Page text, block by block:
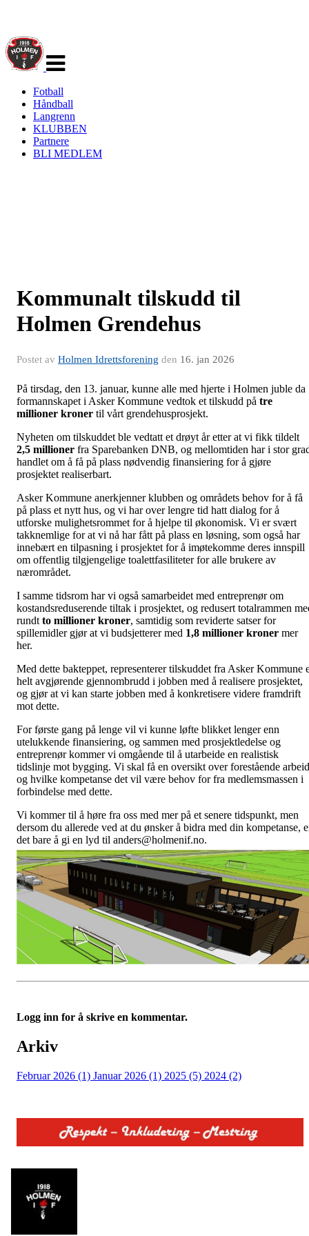
navigasjon
Fotball
Håndball
Langrenn
KLUBBEN
Partnere
BLI MEDLEM
Kommunalt tilskudd til
Holmen Grendehus
Postet av Holmen Idrettsforening den 16. jan 2026
På tirsdag, den 13. januar, kunne alle med hjerte i Holmen juble da
formannskapet i Asker Kommune vedtok et tilskudd på tre
millioner kroner til vårt grendehusprosjekt.
Nyheten om tilskuddet ble vedtatt et drøyt år etter at vi fikk tildelt
2,5 millioner fra Sparebanken DNB, og mellomtiden har i stor
handlet om å få på plass nødvendig finansiering for å gjøre
prosjektet realiserbart.
Asker Kommune anerkjenner klubben og områdets behov for å få
på plass et nytt hus, og vi har over lengre tid hatt dialog for å
utforske mulighetsrommet for å hjelpe til økonomisk. Vi er svært
takknemlige for at vi nå har fått på plass en løsning, som også har
innebært en tilpasning i prosjektet for å imøtekomme deres innspill
om offentlig tilgjengelige toalettfasiliteter for alle brukere av
nærområdet.
I samme tidsrom har vi også samarbeidet med entreprenør om
kostandsreduserende tiltak i prosjektet, og redusert totalrammen
rundt to millioner kroner, samtidig som reviderte satser for
spillemidler gjør at vi budsjetterer med 1,8 millioner kroner mer
her.
Med dette bakteppet, representerer tilskuddet fra Asker Kommune
helt avgjørende gjennombrudd i jobben med å realisere prosjektet,
og gjør at vi kan starte jobben med å konkretisere videre framdrift
mot dette.
For første gang på lenge vil vi kunne løfte blikket lenger enn
utelukkende finansiering, og sammen med prosjektledelse og
entreprenør kommer vi omgående til å utarbeide en realistisk
tidslinje mot bygging. Vi skal få en oversikt over forestående arbeid
og hvilke kompetanse det vil være behov for fra medlemsmassen i
forbindelse med dette.
Vi kommer til å høre fra oss med mer på et senere tidspunkt, men
dersom du allerede ved at du ønsker å bidra med din kompetanse,
det bare å gi en lyd til anders@holmenif.no.
Logg inn for å skrive en kommentar.
Arkiv
Februar 2026 (1) Januar 2026 (1) 2025 (5) 2024 (2)